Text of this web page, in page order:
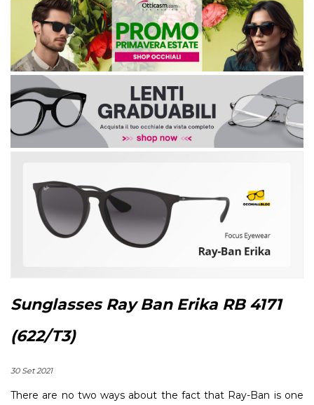
Sunglasses Ray Ban Erika RB 4171
(622/T3)
30 Set 2021
There are no two ways about the fact that Ray-Ban is one